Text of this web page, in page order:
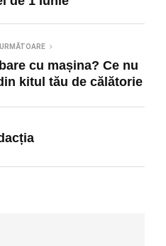
cu mașina? Ce nu
kitul tău de călătorie